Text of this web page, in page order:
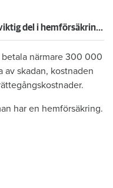
Ansvarsskyddet – en viktig del i hemförsäkringen
närmare 300 000
av skadan, kostnaden
har en hemförsäkring.